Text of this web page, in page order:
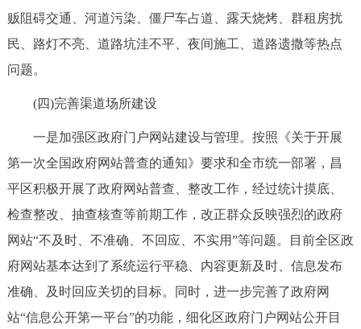
贩阻碍交通、河道污染、僵尸车占道、露天烧烤、群租房扰
民、路灯不亮、道路坑洼不平、夜间施工、道路遗撒等热点
问题。
(四)完善渠道场所建设
一是加强区政府门户网站建设与管理。按照《关于开展
第一次全国政府网站普查的通知》要求和全市统一部署，昌
平区积极开展了政府网站普查、整改工作，经过统计摸底、
检查整改、抽查核查等前期工作，改正群众反映强烈的政府
网站“不及时、不准确、不回应、不实用”等问题。目前全区政
府网站基本达到了系统运行平稳、内容更新及时、信息发布
准确、及时回应关切的目标。同时，进一步完善了政府网
站“信息公开第一平台”的功能，细化区政府门户网站公开目